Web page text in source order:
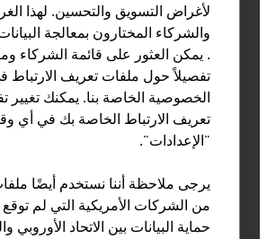
LOU&DEJLIG - DESIGN FOR
BIRDS MAG. MARIE-
LUISE NOWAK MA
لأغراض التسويق والتحسين. لهذا
والشركاء المختارون بمعالجة
. يمكن العثور على قائمة الشركاء
تفصيلاً حول ملفات تعريف الارتباط
الخصوصية الخاصة بنا. يمكنك تغيير
تعريف الارتباط الخاصة بك في أي
"الإعدادات".
يرجى ملاحظة أننا نستخدم أيضًا
من الشركات الأمريكية التي لم توقع
حماية البيانات بين الاتحاد الأوروبي